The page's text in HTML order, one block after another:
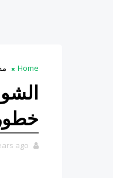
Home
ago